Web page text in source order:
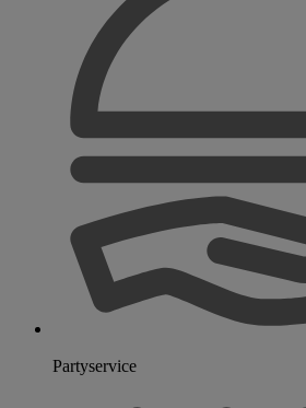
Partyservice